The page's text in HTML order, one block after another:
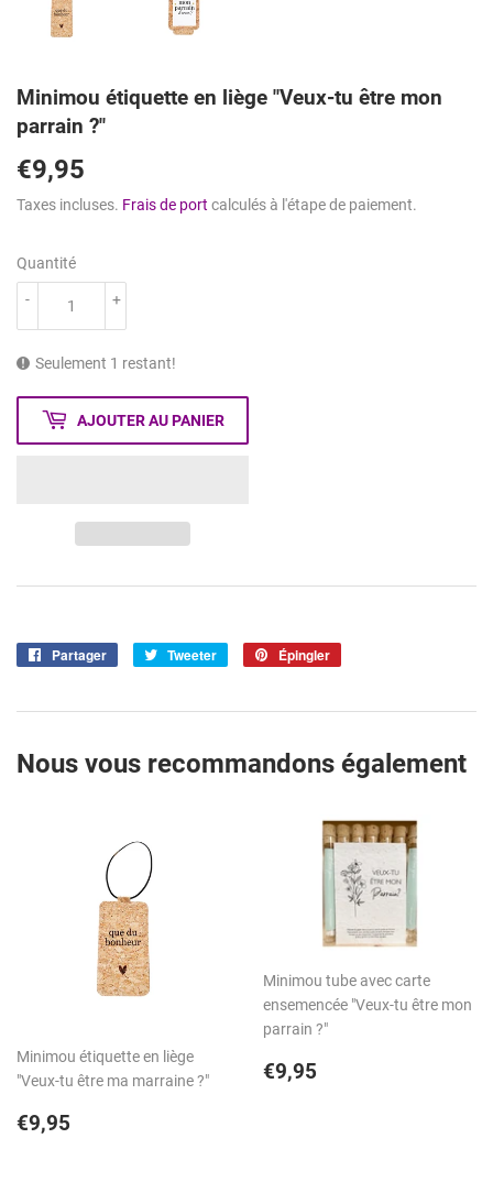
Minimou étiquette en liège "Veux-tu être mon
parrain ?"
€9,95
Taxes incluses. Frais de port calculés à l'étape de paiement.
Quantité
+
-
Seulement 1 restant!
AJOUTER AU PANIER
Partager
PartagerTweeter
Tweeter
Épingler
Nous vous recommandons également
Minimou étiquette en liège
"Veux-tu être ma marraine ?"
Prix
€9,95
Minimou tube avec carte
ensemencée "Veux-tu être mon
parrain ?"
Prix
€9,95